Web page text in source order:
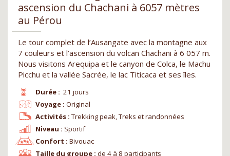
ascension du Chachani à 6057 mètres
au Pérou
Le tour complet de l’Ausangate avec la montagne aux
7 couleurs et l’ascension du volcan Chachani à 6 057 m.
Nous visitons Arequipa et le canyon de Colca, le Machu
Picchu et la vallée Sacrée, le lac Titicaca et ses îles.
Durée : 21 jours
Niveau : Sportif
Voyage : Original
Confort : Bivouac
Activités : Trekking peak, Treks et randonnées
Taille du groupe : de 4 à 8 participants